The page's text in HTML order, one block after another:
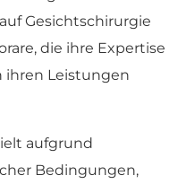
Gesichtschirurgie
die ihre Expertise
ihren Leistungen
aufgrund
Bedingungen,